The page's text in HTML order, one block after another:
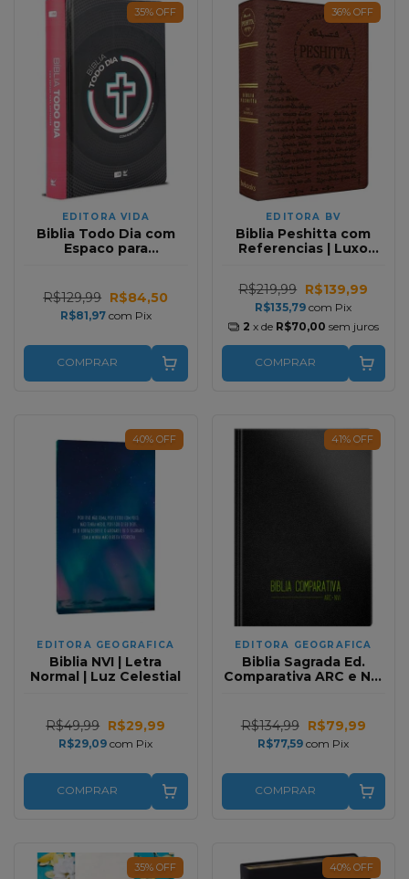
35% OFF
EDITORA VIDA
Biblia Todo Dia com
Espaco para
R$129,99 R$84,50
R$81,97 com Pix
COMPRAR
36% OFF
EDITORA BV
Biblia Peshitta com
Referencias | Luxo
R$219,99 R$139,99
R$135,79com Pix
2 x de R$70,00 sem juros
COMPRAR
40% OFF
EDITORA GEOGRAFICA
Biblia NVI | Letra
Normal | Luz Celestial
R$49,99 R$29,99
R$29,09com Pix
COMPRAR
41% OFF
EDITORA GEOGRAFICA
Biblia Sagrada Ed.
Comparativa ARC e NVI
R$134,99 R$79,99
R$77,59com Pix
COMPRAR
35% OFF 40% OFF